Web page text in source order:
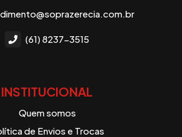
(61) 8237-3515
INSTITUCIONAL
Quem somos
de Envios e Trocas